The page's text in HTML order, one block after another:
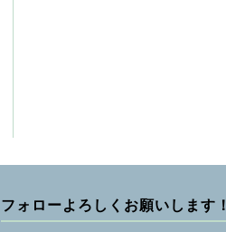
フォローよろしくお願いします！